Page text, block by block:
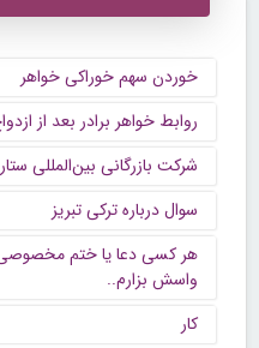
خوردن سهم خوراکی خواهر
روابط خواهر برادر بعد از
شرکت بازرگانی بین‌المللی
سوال درباره ترکی تبریز
هر کسی دعا یا ختم
واسش بزارم..
کار